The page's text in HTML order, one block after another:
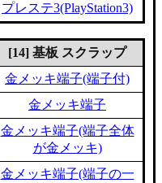
プレステ3(PlayStation3)
[14] 基板 スクラップ
金メッキ端子(端子付)
金メッキ端子
金メッキ端子(端子全体
が金メッキ)
金メッキ端子(端子の一